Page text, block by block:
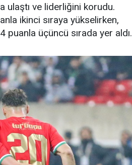
ulaştı ve liderliğini korudu.
ikinci sıraya yükselirken,
üçüncü sırada yer aldı.